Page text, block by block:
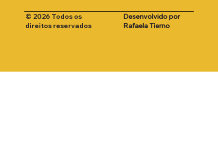
© 2026 Todos os
direitos reservados
Desenvolvido por
Rafaela Tierno